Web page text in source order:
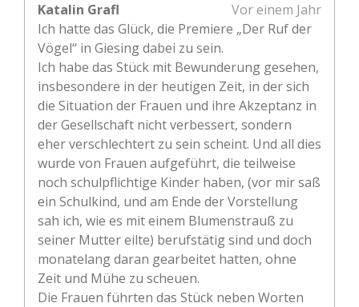
Katalin Grafl
Vor einem Jahr
Ich hatte das Glück, die Premiere „Der Ruf der
Vögel“ in Giesing dabei zu sein.
Ich habe das Stück mit Bewunderung gesehen,
insbesondere in der heutigen Zeit, in der sich
die Situation der Frauen und ihre Akzeptanz in
der Gesellschaft nicht verbessert, sondern
eher verschlechtert zu sein scheint. Und all dies
wurde von Frauen aufgeführt, die teilweise
noch schulpflichtige Kinder haben, (vor mir saß
ein Schulkind, und am Ende der Vorstellung
sah ich, wie es mit einem Blumenstrauß zu
seiner Mutter eilte) berufstätig sind und doch
monatelang daran gearbeitet hatten, ohne
Zeit und Mühe zu scheuen.
Die Frauen führten das Stück neben Worten